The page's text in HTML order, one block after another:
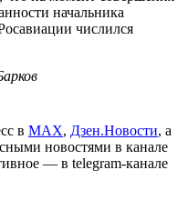
начальника
числился
в МАХ, Дзен.Новости, а
новостями в канале
— в telegram-канале